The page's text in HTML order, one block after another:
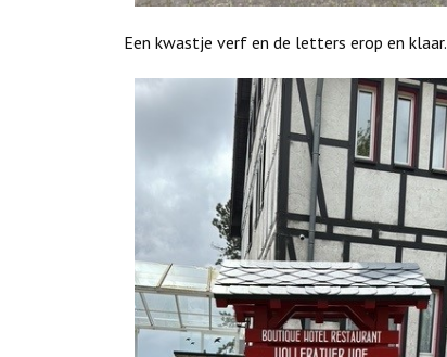
Een kwastje verf en de letters erop en klaar.